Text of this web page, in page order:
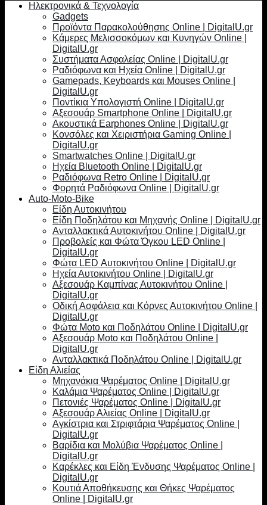
Ηλεκτρονικά & Τεχνολογία
Gadgets
Προϊόντα Παρακολούθησης Online | DigitalU.gr
Κάμερες Μελισσοκόμων και Κυνηγών Online |
DigitalU.gr
Συστήματα Ασφαλείας Online | DigitalU.gr
Ραδιόφωνα και Ηχεία Online | DigitalU.gr
Gamepads, Keyboards και Mouses Online |
DigitalU.gr
Ποντίκια Υπολογιστή Online | DigitalU.gr
Αξεσουάρ Smartphone Online | DigitalU.gr
Ακουστικά Earphones Online | DigitalU.gr
Κονσόλες και Χειριστήρια Gaming Online |
DigitalU.gr
Smartwatches Online | DigitalU.gr
Ηχεία Bluetooth Online | DigitalU.gr
Ραδιόφωνα Retro Online | DigitalU.gr
Φορητά Ραδιόφωνα Online | DigitalU.gr
Auto-Moto-Bike
Είδη Αυτοκινήτου
Είδη Ποδηλάτου και Μηχανής Online | DigitalU.gr
Ανταλλακτικά Αυτοκινήτου Online | DigitalU.gr
Προβολείς και Φώτα Όγκου LED Online |
DigitalU.gr
Φώτα LED Αυτοκινήτου Online | DigitalU.gr
Ηχεία Αυτοκινήτου Online | DigitalU.gr
Αξεσουάρ Καμπίνας Αυτοκινήτου Online |
DigitalU.gr
Οδική Ασφάλεια και Κόρνες Αυτοκινήτου Online |
DigitalU.gr
Φώτα Moto και Ποδηλάτου Online | DigitalU.gr
Αξεσουάρ Moto και Ποδηλάτου Online |
DigitalU.gr
Ανταλλακτικά Ποδηλάτου Online | DigitalU.gr
Είδη Αλιείας
Μηχανάκια Ψαρέματος Online | DigitalU.gr
Καλάμια Ψαρέματος Online | DigitalU.gr
Πετονιές Ψαρέματος Online | DigitalU.gr
Αξεσουάρ Αλιείας Online | DigitalU.gr
Αγκίστρια και Στριφτάρια Ψαρέματος Online |
DigitalU.gr
Βαρίδια και Μολύβια Ψαρέματος Online |
DigitalU.gr
Καρέκλες και Είδη Ένδυσης Ψαρέματος Online |
DigitalU.gr
Κουτιά Αποθήκευσης και Θήκες Ψαρέματος
Online | DigitalU.gr